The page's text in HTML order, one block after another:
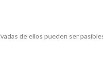
de ellos pueden ser